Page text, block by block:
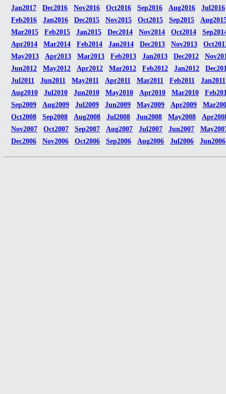
Jan2017
Dec2016 Nov2016 Oct2016 Sep2016 Aug2016
Jul2016
Feb2016
Jan2016 Dec2015 Nov2015 Oct2015 Sep2015
Mar2015
Feb2015 Jan2015 Dec2014 Nov2014 Oct2014
Apr2014
Mar2014 Feb2014 Jan2014 Dec2013 Nov2013
May2013
Apr2013 Mar2013 Feb2013 Jan2013 Dec2012
Jun2012
May2012 Apr2012 Mar2012 Feb2012 Jan2012
Jul2011
Jun2011 May2011 Apr2011 Mar2011 Feb2011
Jan2011
Aug2010
Jul2010 Jun2010 May2010 Apr2010 Mar2010
Sep2009
Aug2009 Jul2009 Jun2009 May2009 Apr2009
Oct2008
Sep2008 Aug2008 Jul2008 Jun2008 May2008
Nov2007
Oct2007 Sep2007 Aug2007 Jul2007 Jun2007
Dec2006
Nov2006 Oct2006 Sep2006 Aug2006 Jul2006 Jun2006